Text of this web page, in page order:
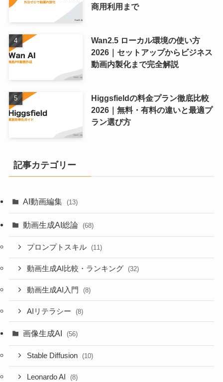
商用利用まで
Wan2.5 ローカル環境の使い方
2026｜セットアップからビジネス
動画内製化まで完全解説
Higgsfieldの料金プラン徹底比較
2026｜無料・有料の違いと最適プ
ラン選び方
記事カテゴリー
AI動画編集 (13)
動画生成AI総論 (68)
プロンプトスキル (11)
動画生成AI比較・ランキング (32)
動画生成AI入門 (8)
AIリテラシー (8)
画像生成AI (56)
Stable Diffusion (10)
Leonardo AI (8)